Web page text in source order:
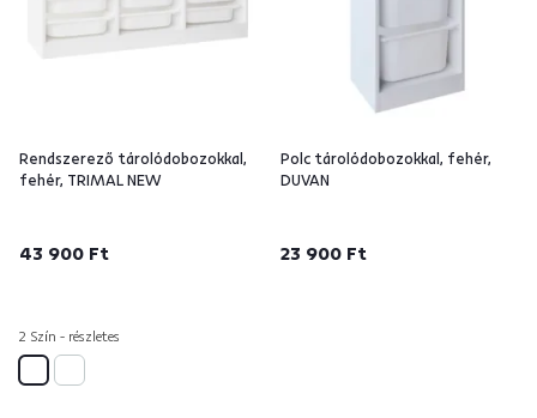
Rendszerező tárolódobozokkal,
fehér, TRIMAL NEW
43 900 Ft
2 Szín - részletes
Polc tárolódobozokkal, fehér,
DUVAN
23 900 Ft